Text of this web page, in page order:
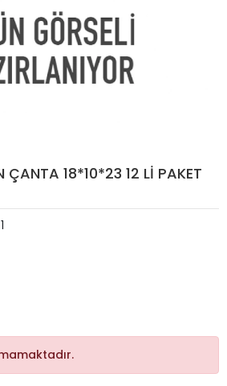
ÇANTA 18*10*23 12 Lİ PAKET